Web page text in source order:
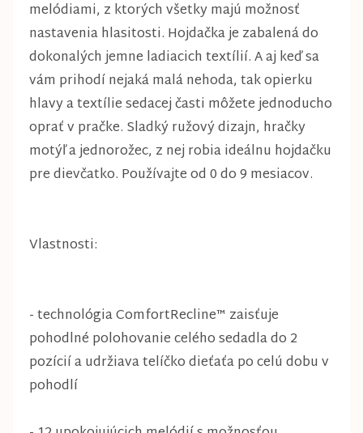
melódiami, z ktorých všetky majú možnosť
nastavenia hlasitosti. Hojdačka je zabalená do
dokonalých jemne ladiacich textílií. A aj keď sa
vám prihodí nejaká malá nehoda, tak opierku
hlavy a textílie sedacej časti môžete jednoducho
oprať v pračke. Sladký ružový dizajn, hračky
motýľ a jednorožec, z nej robia ideálnu hojdačku
pre dievčatko. Používajte od 0 do 9 mesiacov.
Vlastnosti:
- technológia ComfortRecline™ zaisťuje
pohodlné polohovanie celého sedadla do 2
pozícií a udržiava telíčko dieťaťa po celú dobu v
pohodlí